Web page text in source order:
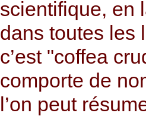
scientifique, en
dans toutes les
c’est "coffea
comporte de
l’on peut